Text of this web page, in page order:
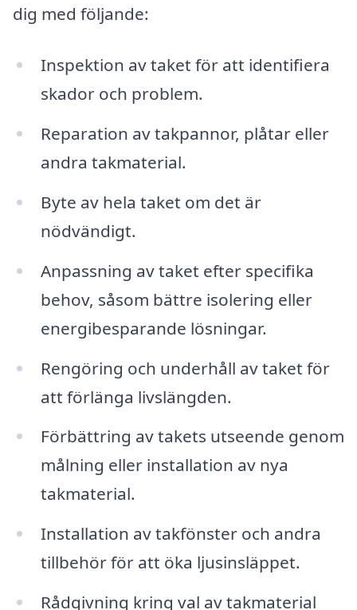
dig med följande:
Inspektion av taket för att identifiera
skador och problem.
Reparation av takpannor, plåtar eller
andra takmaterial.
Byte av hela taket om det är
nödvändigt.
Anpassning av taket efter specifika
behov, såsom bättre isolering eller
energibesparande lösningar.
Rengöring och underhåll av taket för
att förlänga livslängden.
Förbättring av takets utseende genom
målning eller installation av nya
takmaterial.
Installation av takfönster och andra
tillbehör för att öka ljusinsläppet.
Rådgivning kring val av takmaterial